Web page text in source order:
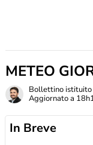
METEO
Bollettino istituito
Aggiornato a
In Breve